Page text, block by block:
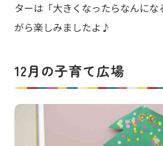
ターは「大きくなったらなんに
がら楽しみましたよ♪
12月の子育て広場